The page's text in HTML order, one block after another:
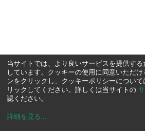
当サイトでは、より良いサービスを提供す
しています。クッキーの使用に同意いただ
ンをクリックし、クッキーポリシーについ
リックしてください。詳しくは当サイトの
認ください。
詳細を見る ...